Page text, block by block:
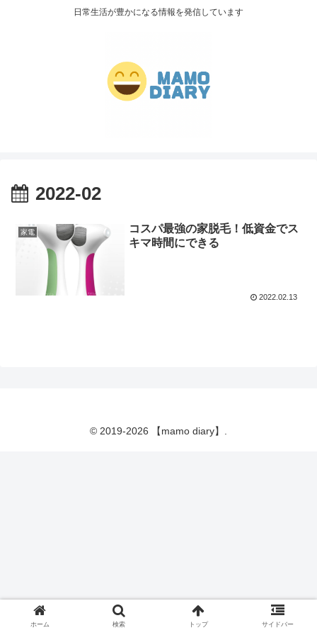
日常生活が豊かになる情報を発信しています
2022-02
家電
コスパ最強の家脱毛！低資金でス
キマ時間にできる
2022.02.13
© 2019-2026 【mamo diary】.
ホーム 検索 トップ サイドバー